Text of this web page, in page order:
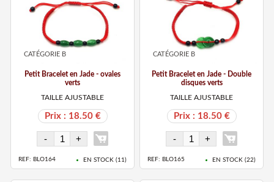
CATÉGORIE B
Petit Bracelet en Jade - ovales
verts
TAILLE AJUSTABLE
Prix : 18.50 €
REF: BLO164 EN STOCK ( 11)
CATÉGORIE B
Petit Bracelet en Jade - Double
disques verts
TAILLE AJUSTABLE
Prix : 18.50 €
REF: BLO165 EN STOCK (22)